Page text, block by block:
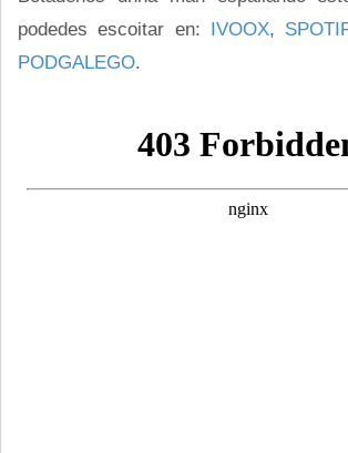
podedes escoitar en: IVOOX,
PODGALEGO.